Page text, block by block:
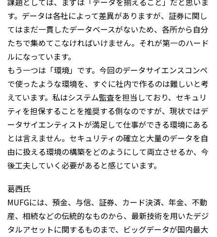
す。データは各社によって差異がありますが、証券に関し
てはまだ一貫したデータベースがないため、各所から自分
たちで集めてこなければいけません。それが第一のハード
ルになっています。
もう一つは「環境」です。今回のデータサイエンスコンペ
で使ったような環境を、すぐに社内で作るのは難しいと考
えています。私はシステム監査を担当しており、セキュリ
ティを担保することを推奨する側なのですが、現状ではデ
ータサイエンティストが満足して仕事ができる環境にある
とは言えません。セキュリティの確立と大量のデータを自
由に扱える環境の構築をどのようにして両立させるか、今
後工夫していく必要があると感じています。
葛西氏
MUFGには、預金、与信、証券、カード決済、年金、不動
産、相続などの伝統的なものから、最新技術を用いたデジ
タルアセットに関するものまで、ビッグデータが国内最大